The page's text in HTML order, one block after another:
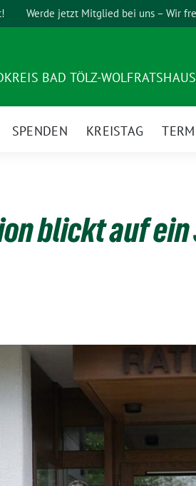
Werde jetzt Mitglied bei uns – Wir
BAD TÖLZ-
SPENDEN KREISTAG
blickt auf